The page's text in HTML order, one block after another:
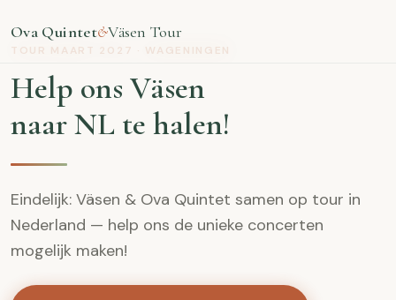
Ova Quintet&Väsen Tour
TOUR MAART 2027 · WAGENINGEN
Help ons Väsen
naar NL te halen!
Eindelijk: Väsen & Ova Quintet samen op tour in
Nederland — help ons de unieke concerten
mogelijk maken!